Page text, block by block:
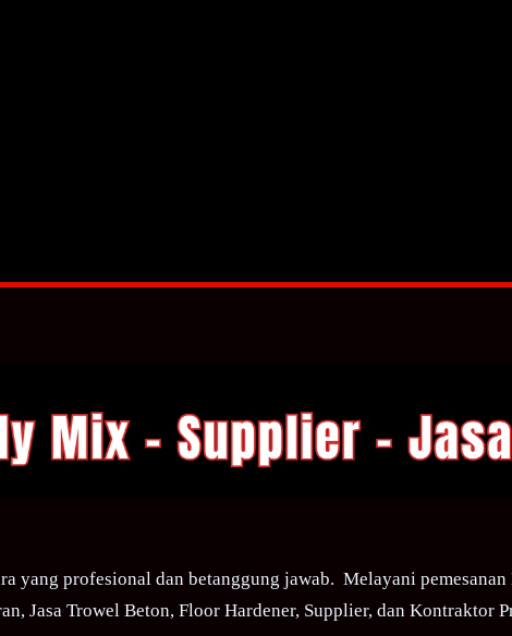
yang profesional dan betanggung jawab. Melayani
Jasa Trowel Beton, Floor Hardener, Supplier, dan Kontraktor